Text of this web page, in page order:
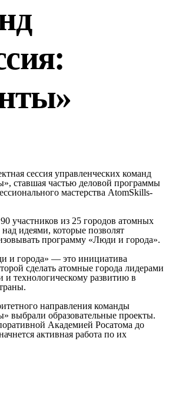
сессия управленческих команд
ставшая частью деловой программы
мастерства AtomSkills-
участников из 25 городов атомных
идеями, которые позволят
программу «Люди и города».
и города» — это инициатива
сделать атомные города лидерами
и технологическому развитию в
направления команды
выбрали образовательные проекты.
Академией Росатома до
активная работа по их